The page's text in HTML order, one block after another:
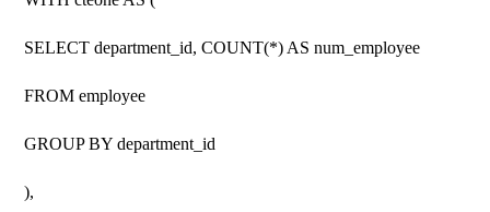
SELECT department_id, COUNT(*) AS num_employee
FROM employee
GROUP BY department_id
),